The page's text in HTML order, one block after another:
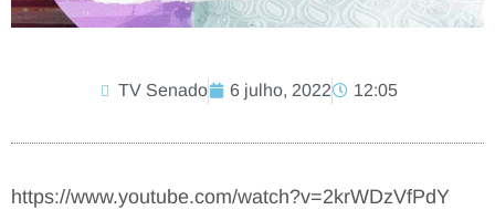
TV Senado 6 julho, 2022 12:05
https://www.youtube.com/watch?v=2krWDzVfPdY